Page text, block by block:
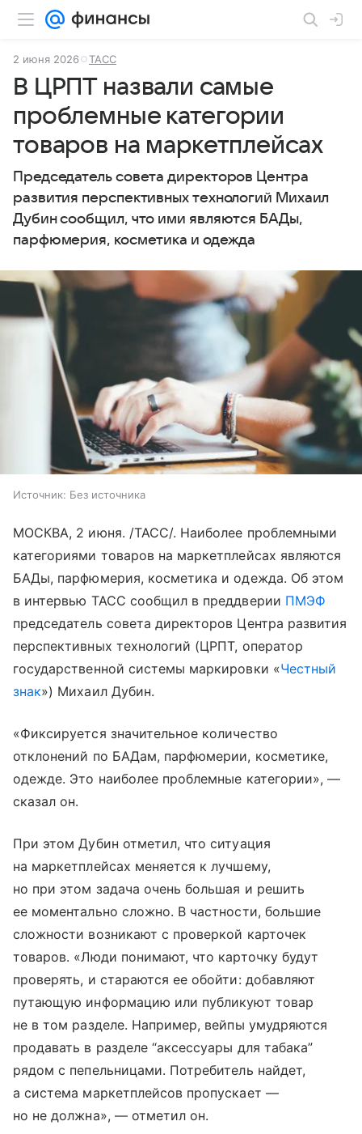
2 июня 2026 ТАСС
В ЦРПТ назвали самые
проблемные категории
товаров на маркетплейсах
Председатель совета директоров Центра
развития перспективных технологий Михаил
Дубин сообщил, что ими являются БАДы,
парфюмерия, косметика и одежда
Источник: Без источника
МОСКВА, 2 июня. /ТАСС/. Наиболее проблемными
категориями товаров на маркетплейсах являются
БАДы, парфюмерия, косметика и одежда. Об этом
в интервью ТАСС сообщил в преддверии ПМЭФ
председатель совета директоров Центра развития
перспективных технологий (ЦРПТ, оператор
государственной системы маркировки «Честный
знак») Михаил Дубин.
«Фиксируется значительное количество
отклонений по БАДам, парфюмерии, косметике,
одежде. Это наиболее проблемные категории», —
сказал он.
При этом Дубин отметил, что ситуация
на маркетплейсах меняется к лучшему,
но при этом задача очень большая и решить
ее моментально сложно. В частности, большие
сложности возникают с проверкой карточек
товаров. «Люди понимают, что карточку будут
проверять, и стараются ее обойти: добавляют
путающую информацию или публикуют товар
не в том разделе. Например, вейпы умудряются
продавать в разделе “аксессуары для табака”
рядом с пепельницами. Потребитель найдет,
а система маркетплейсов пропускает —
но не должна», — отметил он.